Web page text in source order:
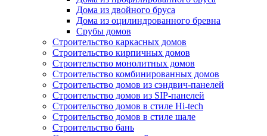
Дома из двойного бруса
Дома из оцилиндрованного бревна
Срубы домов
Строительство каркасных домов
Строительство кирпичных домов
Строительство монолитных домов
Строительство комбинированных домов
Строительство домов из сэндвич-панелей
Строительство домов из SIP-панелей
Строительство домов в стиле Hi-tech
Строительство домов в стиле шале
Строительство бань